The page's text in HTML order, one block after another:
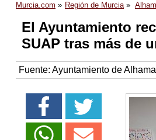
Murcia.com Región de Murcia
El Ayuntamiento
SUAP tras más de
Fuente: Ayuntamiento de